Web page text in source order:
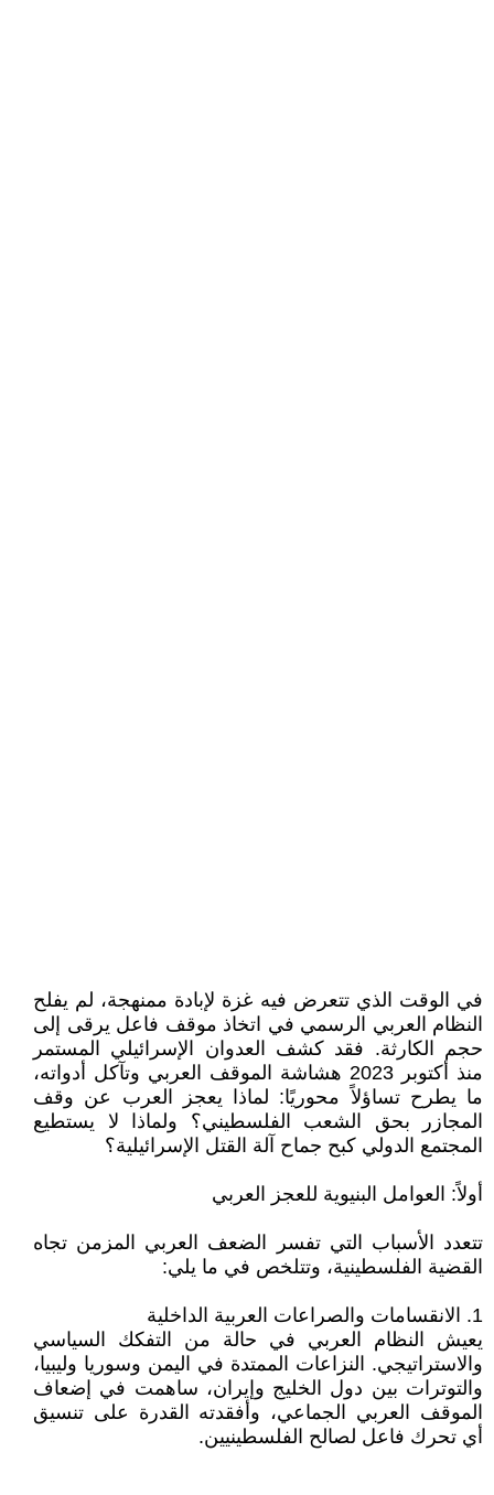
في الوقت الذي تتعرض فيه غزة لإبادة ممنهجة، لم يفلح
النظام العربي الرسمي في اتخاذ موقف فاعل يرقى إلى
حجم الكارثة. فقد كشف العدوان الإسرائيلي المستمر
منذ أكتوبر 2023 هشاشة الموقف العربي وتآكل أدواته،
ما يطرح تساؤلاً محوريًا: لماذا يعجز العرب عن وقف
المجازر بحق الشعب الفلسطيني؟ ولماذا لا يستطيع
المجتمع الدولي كبح جماح آلة القتل الإسرائيلية؟
أولاً: العوامل البنيوية للعجز العربي
تتعدد الأسباب التي تفسر الضعف العربي المزمن تجاه
القضية الفلسطينية، وتتلخص في ما يلي:
1. الانقسامات والصراعات العربية الداخلية
يعيش النظام العربي في حالة من التفكك السياسي
والاستراتيجي. النزاعات الممتدة في اليمن وسوريا وليبيا،
والتوترات بين دول الخليج وإيران، ساهمت في إضعاف
الموقف العربي الجماعي، وأفقدته القدرة على تنسيق
أي تحرك فاعل لصالح الفلسطينيين.